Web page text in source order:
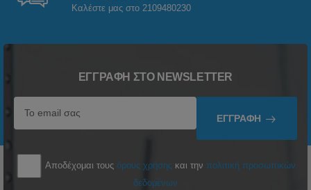
Καλέστε μας στο 2109480230
ΕΓΓΡΑΦΉ ΣΤΟ NEWSLETTER
ΕΓΓΡΑΦΉ
Αποδέχομαι τους όρους χρήσης και την πολιτική προσωπικών
δεδομένων